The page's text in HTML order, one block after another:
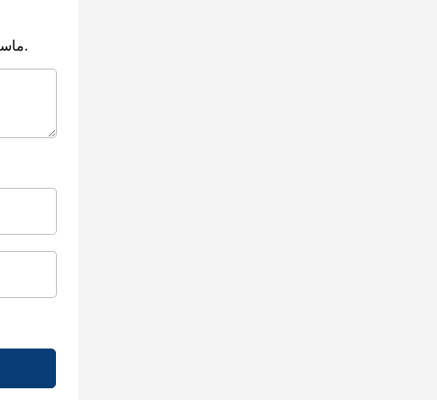
ماسكوس. نقرأ آراءك، ونرد عليها، بناء على طلبكم في أسرع وقت ممكن.